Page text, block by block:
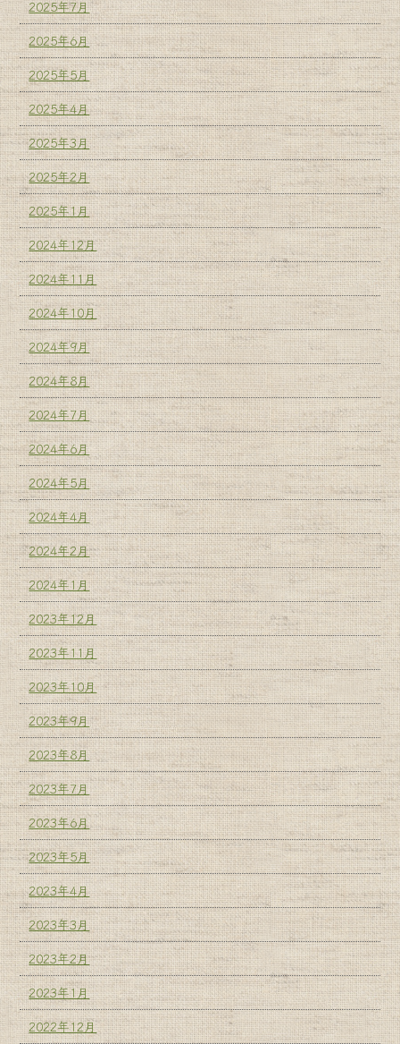
2025年7月
2025年6月
2025年5月
2025年4月
2025年3月
2025年2月
2025年1月
2024年12月
2024年11月
2024年10月
2024年9月
2024年8月
2024年7月
2024年6月
2024年5月
2024年4月
2024年2月
2024年1月
2023年12月
2023年11月
2023年10月
2023年9月
2023年8月
2023年7月
2023年6月
2023年5月
2023年4月
2023年3月
2023年2月
2023年1月
2022年12月